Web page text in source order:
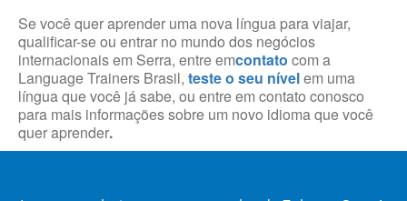
Se você quer aprender uma nova língua para viajar,
qualificar-se ou entrar no mundo dos negócios
internacionais em Serra, entre emcontato com a
Language Trainers Brasil, teste o seu nívelem uma
língua que você já sabe, ou entre em contato conosco
para mais informações sobre um novo idioma que você
quer aprender.